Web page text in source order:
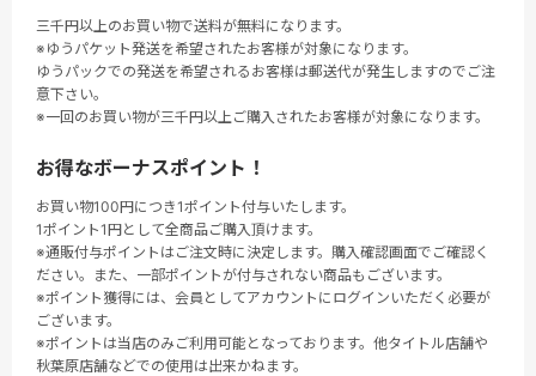
三千円以上のお買い物で送料が無料になります。
※ゆうパケット発送を希望されたお客様が対象になります。
ゆうパックでの発送を希望されるお客様は郵送代が発生しますのでご注
意下さい。
※一回のお買い物が三千円以上ご購入されたお客様が対象になります。
お得なボーナスポイント！
お買い物100円につき1ポイント付与いたします。
1ポイント1円として全商品ご購入頂けます。
※通販付与ポイントはご注文時に決定します。購入確認画面でご確認く
ださい。また、一部ポイントが付与されない商品もございます。
※ポイント獲得には、会員としてアカウントにログインいただく必要が
ございます。
※ポイントは当店のみご利用可能となっております。他タイトル店舗や
秋葉原店舗などでの使用は出来かねます。